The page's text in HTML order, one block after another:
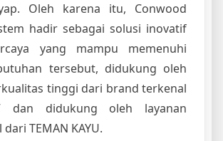
Oleh karena itu, Conwood
hadir sebagai solusi inovatif
yang mampu memenuhi
tersebut, didukung oleh
tinggi dari brand terkenal
dan didukung oleh layanan
TEMAN KAYU.